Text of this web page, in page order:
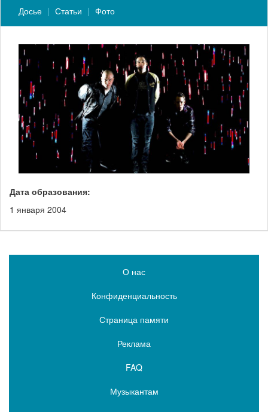
Досье Статьи Фото
Дата образования:
1 января 2004
О нас
Конфиденциальность
Страница памяти
Реклама
FAQ
Музыкантам